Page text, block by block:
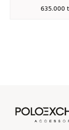
635.000